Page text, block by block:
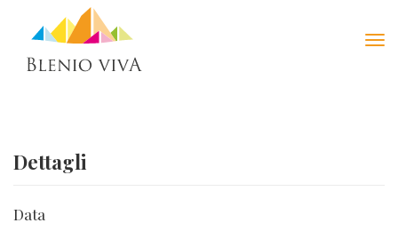
Dettagli
Data